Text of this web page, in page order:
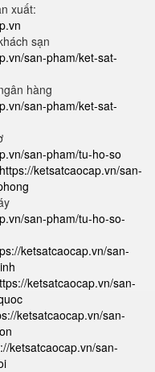
xuất:
sạn
san-pham/ket-sat-
hàng
san-pham/ket-sat-
san-pham/tu-ho-so
https://ketsatcaocap.vn/san-
san-pham/tu-ho-so-
ketsatcaocap.vn/san-
ketsatcaocap.vn/san-
ketsatcaocap.vn/san-
ketsatcaocap.vn/san-